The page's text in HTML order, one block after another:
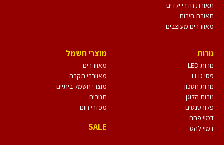
תאורת חדרי ילדים
תאורת חירום
מאווררים מעוצבים
נורות
נורות LED
פסי LED
נורות חסכון
נורות הלוגן
פלורסנטים
דמוי פחם
דמוי להט
מוצרי חשמל
מאווררים
מאווררי תקרה
מוצרי חשמל ביתיים
תנורים
מפזרי חום
SALE